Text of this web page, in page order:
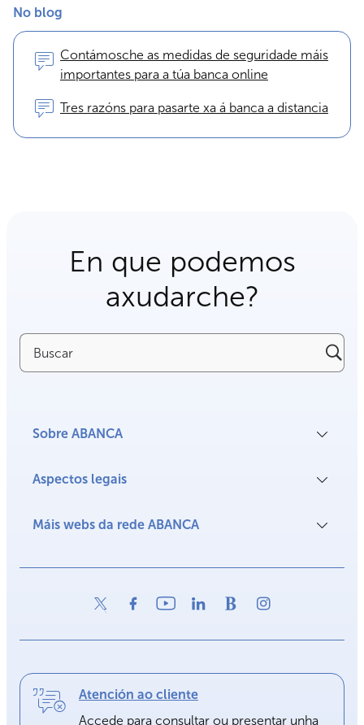
No blog
Contámosche as medidas de seguridade máis
importantes para a túa banca online
Tres razóns para pasarte xa á banca a distancia
En que podemos
axudarche?
Buscar
Sobre ABANCA
Aspectos legais
Máis webs da rede ABANCA
Atención ao cliente
Accede para consultar ou presentar unha